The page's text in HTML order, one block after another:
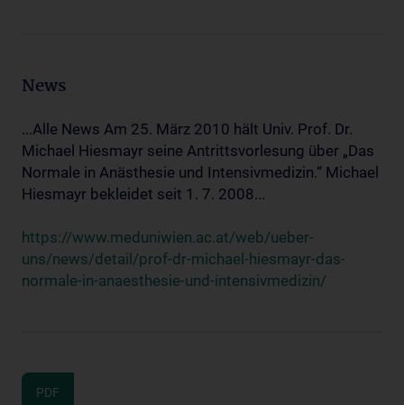
News
...Alle News Am 25. März 2010 hält Univ. Prof. Dr.
Michael Hiesmayr seine Antrittsvorlesung über „Das
Normale in Anästhesie und Intensivmedizin.“ Michael
Hiesmayr bekleidet seit 1. 7. 2008...
https://www.meduniwien.ac.at/web/ueber-
uns/news/detail/prof-dr-michael-hiesmayr-das-
normale-in-anaesthesie-und-intensivmedizin/
PDF